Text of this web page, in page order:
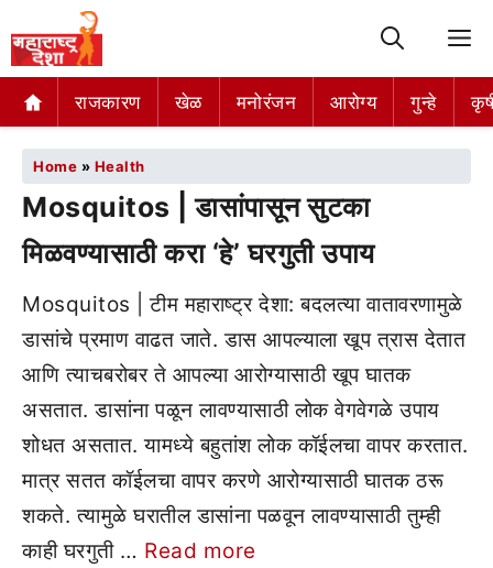
राजकारण खेळ मनोरंजन आरोग्य गुन्हे
Home » Health
Mosquitos | डासांपासून सुटका
मिळवण्यासाठी करा ‘हे’ घरगुती उपाय
Mosquitos | टीम महाराष्ट्र देशा: बदलत्या वातावरणामुळे
डासांचे प्रमाण वाढत जाते. डास आपल्याला खूप त्रास देतात
आणि त्याचबरोबर ते आपल्या आरोग्यासाठी खूप घातक
असतात. डासांना पळून लावण्यासाठी लोक वेगवेगळे उपाय
शोधत असतात. यामध्ये बहुतांश लोक कॉईलचा वापर करतात.
मात्र सतत कॉईलचा वापर करणे आरोग्यासाठी घातक ठरू
शकते. त्यामुळे घरातील डासांना पळवून लावण्यासाठी तुम्ही
काही घरगुती … Read more